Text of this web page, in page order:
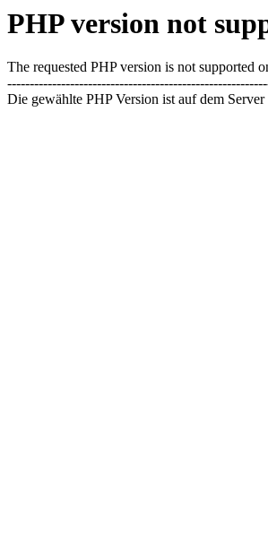
PHP version not
The requested PHP version is not supported
Die gewählte PHP Version ist auf dem